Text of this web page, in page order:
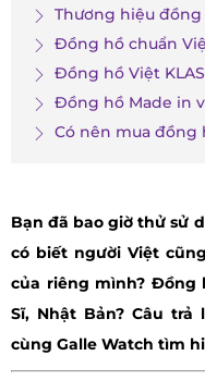
Thương hiệu đồng
Đồng hồ chuẩn
Đồng hồ Việt
Đồng hồ Made in
Có nên mua đồng
Bạn đã bao giờ thử sử
có biết người Việt
của riêng mình? Đồng
Sĩ, Nhật Bản? Câu
cùng Galle Watch tìm